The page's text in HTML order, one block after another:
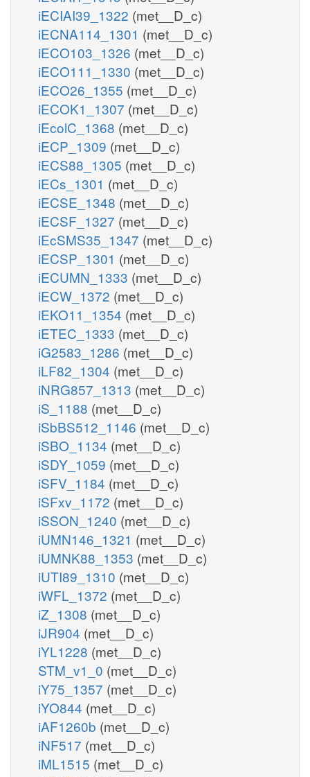
iECIAI39_1322 (met__D_c)
iECNA114_1301 (met__D_c)
iECO103_1326 (met__D_c)
iECO111_1330 (met__D_c)
iECO26_1355 (met__D_c)
iECOK1_1307 (met__D_c)
iEcolC_1368 (met__D_c)
iECP_1309 (met__D_c)
iECS88_1305 (met__D_c)
iECs_1301 (met__D_c)
iECSE_1348 (met__D_c)
iECSF_1327 (met__D_c)
iEcSMS35_1347 (met__D_c)
iECSP_1301 (met__D_c)
iECUMN_1333 (met__D_c)
iECW_1372 (met__D_c)
iEKO11_1354 (met__D_c)
iETEC_1333 (met__D_c)
iG2583_1286 (met__D_c)
iLF82_1304 (met__D_c)
iNRG857_1313 (met__D_c)
iS_1188 (met__D_c)
iSbBS512_1146 (met__D_c)
iSBO_1134 (met__D_c)
iSDY_1059 (met__D_c)
iSFV_1184 (met__D_c)
iSFxv_1172 (met__D_c)
iSSON_1240 (met__D_c)
iUMN146_1321 (met__D_c)
iUMNK88_1353 (met__D_c)
iUTI89_1310 (met__D_c)
iWFL_1372 (met__D_c)
iZ_1308 (met__D_c)
iJR904 (met__D_c)
iYL1228 (met__D_c)
STM_v1_0 (met__D_c)
iY75_1357 (met__D_c)
iYO844 (met__D_c)
iAF1260b (met__D_c)
iNF517 (met__D_c)
iML1515 (met__D_c)